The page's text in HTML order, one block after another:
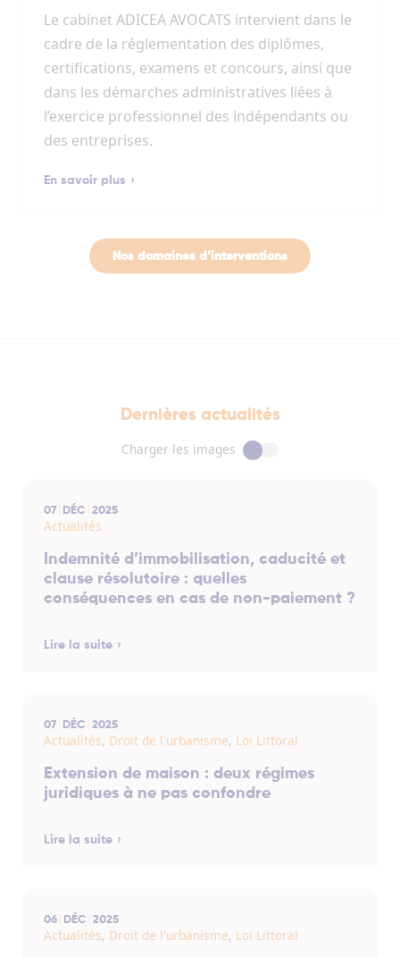
Le cabinet ADICEA AVOCATS intervient dans le
cadre de la réglementation des diplômes,
certifications, examens et concours, ainsi que
dans les démarches administratives liées à
l’exercice professionnel des indépendants ou
des entreprises.
En savoir plus
Nos domaines d’interventions
Dernières actualités
Charger les images
07 DÉC 2025
Actualités
Indemnité d’immobilisation, caducité et
clause résolutoire : quelles
conséquences en cas de non-paiement ?
Lire la suite
07 DÉC 2025
Actualités, Droit de l'urbanisme, Loi Littoral
Extension de maison : deux régimes
juridiques à ne pas confondre
Lire la suite
06 DÉC 2025
Actualités, Droit de l'urbanisme, Loi Littoral